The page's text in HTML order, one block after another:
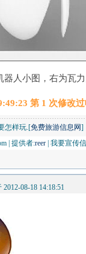
器人小图，右为瓦
第 1 次修改
怎样玩.[免费旅游信息网]
| 提供者:reer | 我要宣传
2012-08-18 14:18:51